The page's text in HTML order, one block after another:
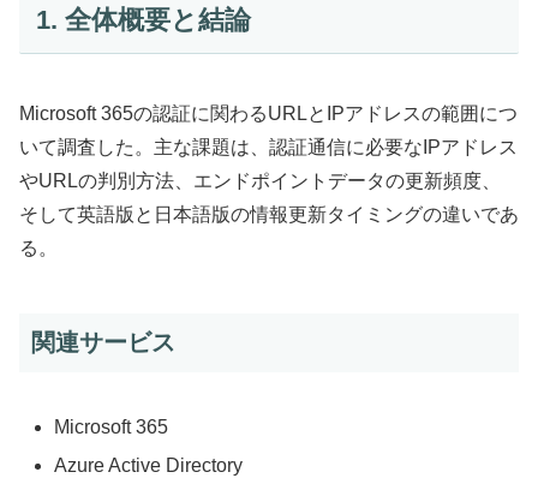
1. 全体概要と結論
Microsoft 365の認証に関わるURLとIPアドレスの範囲につ
いて調査した。主な課題は、認証通信に必要なIPアドレス
やURLの判別方法、エンドポイントデータの更新頻度、
そして英語版と日本語版の情報更新タイミングの違いであ
る。
関連サービス
Microsoft 365
Azure Active Directory